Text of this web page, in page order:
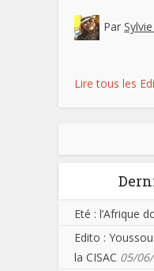
Par
Lire tous les
Eté : l’Afrique
Edito :
la CISAC 05/